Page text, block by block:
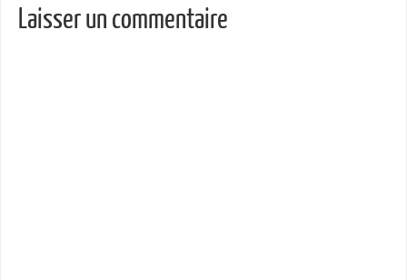
Laisser un commentaire